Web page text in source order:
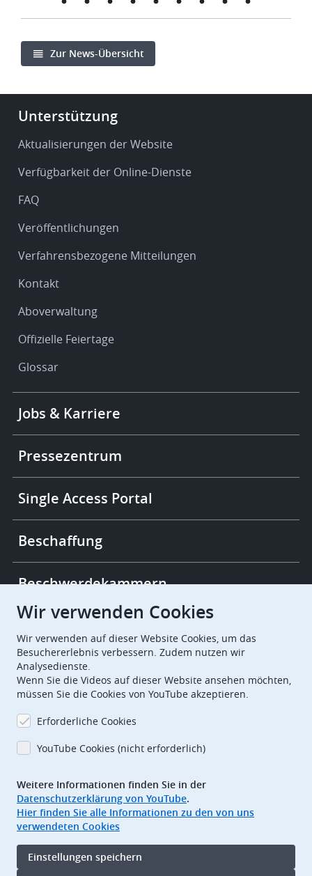
Zur News-Übersicht
Footer
Service
support
Unterstützung
Aktualisierungen der Website
Verfügbarkeit der Online-Dienste
FAQ
Veröffentlichungen
Verfahrensbezogene Mitteilungen
Kontakt
Aboverwaltung
Offizielle Feiertage
Glossar
More
links
Jobs & Karriere
Pressezentrum
Single Access Portal
Beschaffung
Beschwerdekammern
EuropeanPatentOffice
EPO Procurement
TheEPO
Footer
Impressum
Nutzungsbedingungen
Wir verwenden Cookies
Wir verwenden auf dieser Website Cookies, um das
Besuchererlebnis verbessern. Zudem nutzen wir
Analysedienste.
Wenn Sie die Videos auf dieser Website ansehen möchten,
müssen Sie die Cookies von YouTube akzeptieren.
Erforderliche Cookies
YouTube Cookies (nicht erforderlich)
Weitere Informationen finden Sie in der
Datenschutzerklärung von YouTube.
Hier finden Sie alle Informationen zu den von uns
verwendeten Cookies
Einstellungen speichern